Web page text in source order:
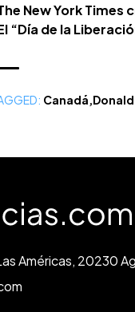
New York
“Día de la
Canadá
Américas, 20230